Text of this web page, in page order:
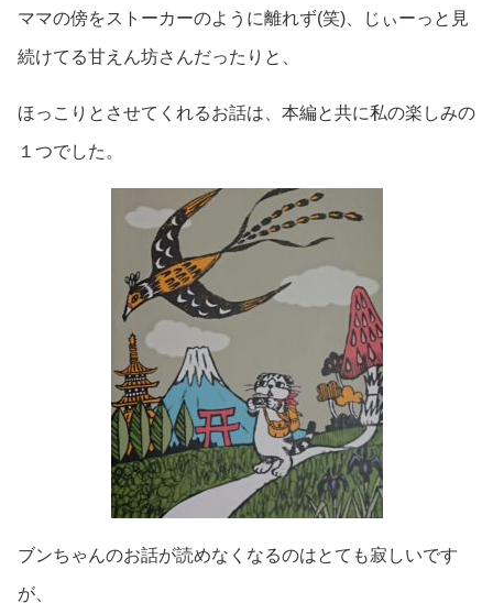
ママの傍をストーカーのように離れず(笑)、じぃーっと見
続けてる甘えん坊さんだったりと、
ほっこりとさせてくれるお話は、本編と共に私の楽しみの
１つでした。
ブンちゃんのお話が読めなくなるのはとても寂しいです
が、